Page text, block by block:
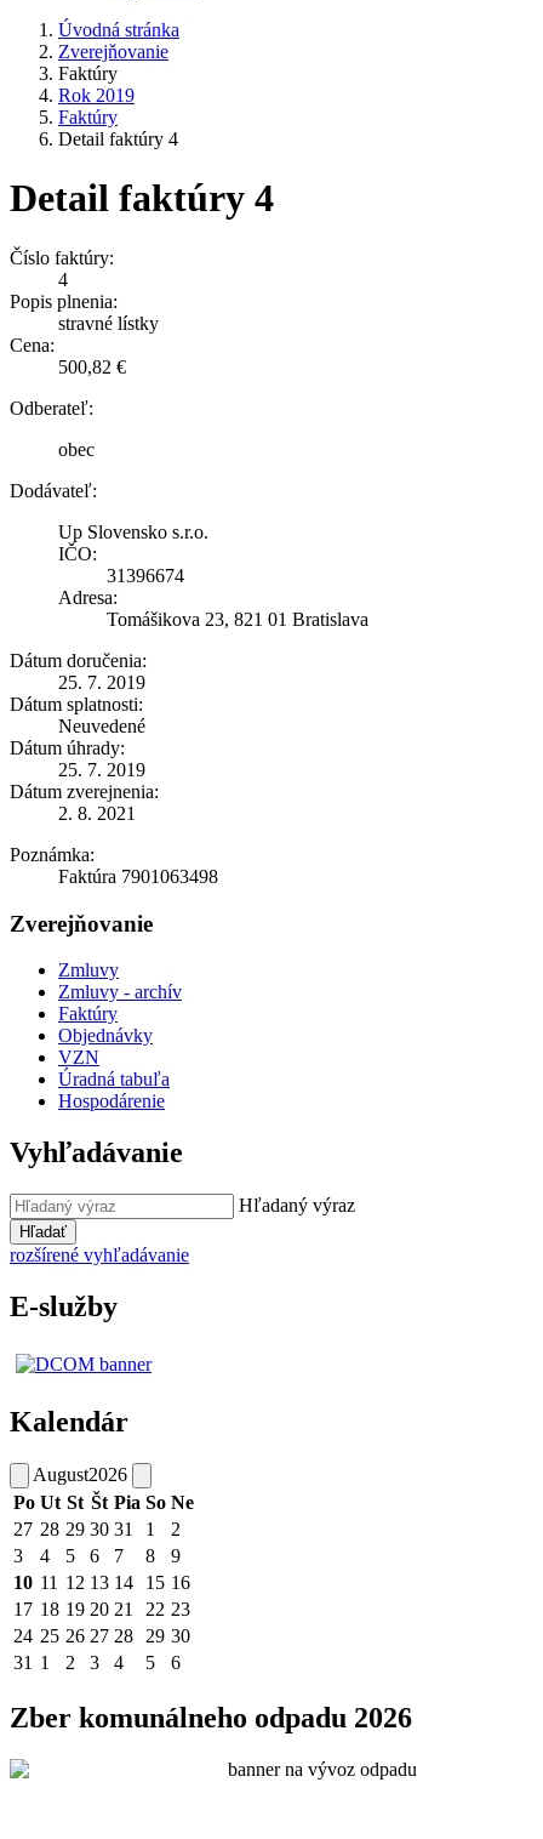
Úvodná stránka
Zverejňovanie
Faktúry
Rok 2019
Faktúry
Detail faktúry 4
Detail faktúry 4
Číslo faktúry:
4
Popis plnenia:
stravné lístky
Cena:
500,82 €
Odberateľ:
obec
Dodávateľ:
Up Slovensko s.r.o.
IČO:
31396674
Adresa:
Tomášikova 23, 821 01 Bratislava
Dátum doručenia:
25. 7. 2019
Dátum splatnosti:
Neuvedené
Dátum úhrady:
25. 7. 2019
Dátum zverejnenia:
2. 8. 2021
Poznámka:
Faktúra 7901063498
Zverejňovanie
Zmluvy
Zmluvy - archív
Faktúry
Objednávky
VZN
Úradná tabuľa
Hospodárenie
Vyhľadávanie
Hľadaný výraz
Hľadať
rozšírené vyhľadávanie
E-služby
Kalendár
August2026
Po Ut St Št Pia So Ne
27 28 29 30 31 1
2
3
4 5 6 7 8
9
10 11 12 13 14 15 16
17 18 19 20 21 22 23
24 25 26 27 28 29 30
31 1 2 3 4 5 6
Zber komunálneho odpadu 2026